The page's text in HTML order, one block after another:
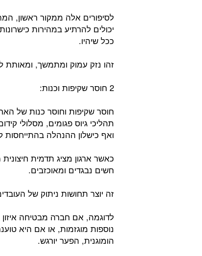
לסיפורים אלה ממקור ראשון,
יכולים להרתיע במהירות
ככל שיהיו.
זהו נזק עמוק ומתמשך, ומאותת
2 חוסר שקיפות וכנות:
חוסר שקיפות וחוסר כנות של
תהליכי גיוס פגומים, מסלולי
ואף כישלון ההנהלה
כאשר ארגון מציג תדמית
חשים נבגדים ומאוכזבים.
זה יוצר תחושות ניתוק של
לדוגמה, אם חברה מבטיחה איזון
נוספות מוגזמות, או אם היא
הומוגנית, הפער יורגש.